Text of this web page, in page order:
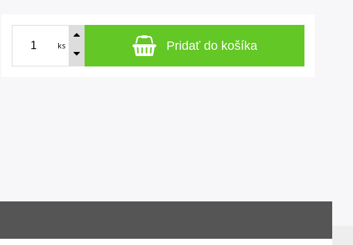
ks Pridať do košíka